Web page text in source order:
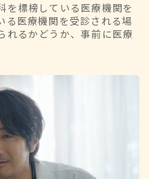
標榜している医療機関を
る医療機関を受診される場
れるかどうか、事前に医療